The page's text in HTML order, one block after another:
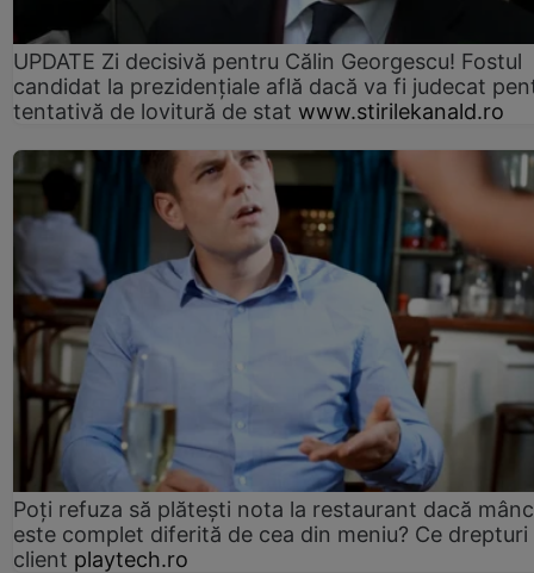
UPDATE Zi decisivă pentru Călin Georgescu! Fostul
candidat la prezidențiale află dacă va fi judecat
tentativă de lovitură de stat www.stirilekanald.ro
Poți refuza să plătești nota la restaurant dacă
este complet diferită de cea din meniu? Ce drepturi
client playtech.ro